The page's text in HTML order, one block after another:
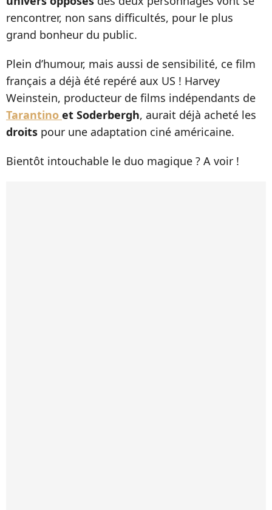
rencontrer, non sans difficultés, pour le plus
grand bonheur du public.
Plein d’humour, mais aussi de sensibilité, ce film
français a déjà été repéré aux US ! Harvey
Weinstein, producteur de films indépendants de
Tarantino et Soderbergh, aurait déjà acheté les
droits pour une adaptation ciné américaine.
Bientôt intouchable le duo magique ? A voir !